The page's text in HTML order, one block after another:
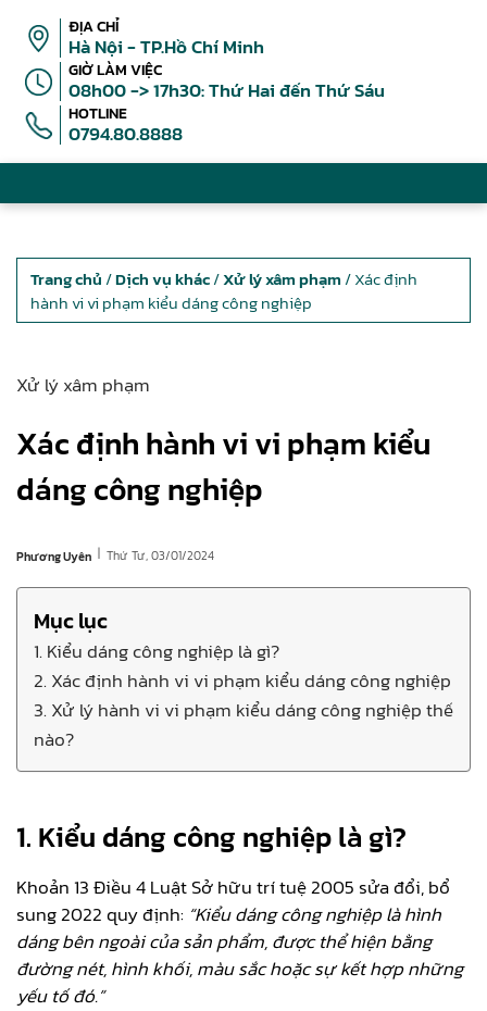
ĐỊA CHỈ
Hà Nội - TP.Hồ Chí Minh
GIỜ LÀM VIỆC
08h00 -> 17h30: Thứ Hai đến Thứ Sáu
HOTLINE
0794.80.8888
Trang chủ /Dịch vụ khác/Xử lý xâm phạm / Xác định
hành vi vi phạm kiểu dáng công nghiệp
Xử lý xâm phạm
Xác định hành vi vi phạm kiểu
dáng công nghiệp
Phương Uyên | Thứ Tư, 03/01/2024
Mục lục
1. Kiểu dáng công nghiệp là gì?
2. Xác định hành vi vi phạm kiểu dáng công nghiệp
3. Xử lý hành vi vi phạm kiểu dáng công nghiệp thế
nào?
1. Kiểu dáng công nghiệp là gì?
Khoản 13 Điều 4 Luật Sở hữu trí tuệ 2005 sửa đổi, bổ
sung 2022 quy định: “Kiểu dáng công nghiệp là hình
dáng bên ngoài của sản phẩm, được thể hiện bằng
đường nét, hình khối, màu sắc hoặc sự kết hợp những
yếu tố đó.”